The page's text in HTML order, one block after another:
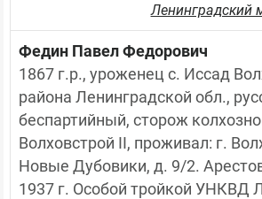
Ленинградский
Федин Павел Федорович
1867 г.р., уроженец с. Иссад
района Ленинградской обл.,
беспартийный, сторож
Волховстрой II, проживал: г.
Новые Дубовики, д. 9/2.
1937 г. Особой тройкой УНКВД